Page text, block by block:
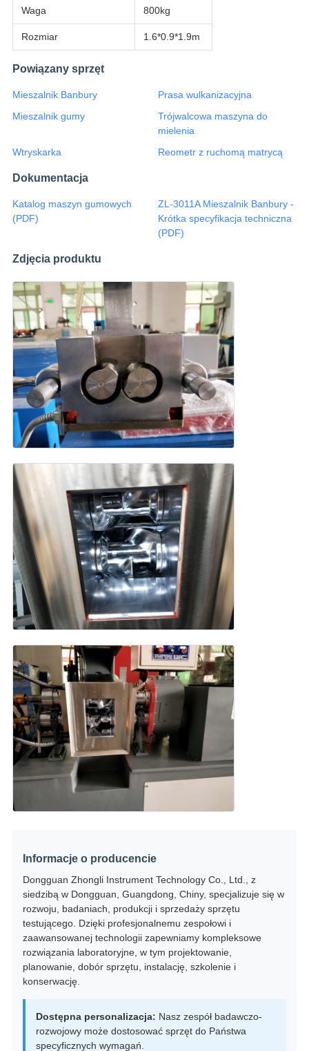
Waga 800kg
Rozmiar 1.6*0.9*1.9m
Powiązany sprzęt
Mieszalnik Banbury
Prasa wulkanizacyjna
Mieszalnik gumy
Trójwalcowa maszyna do
mielenia
Wtryskarka
Reometr z ruchomą matrycą
Dokumentacja
Katalog maszyn gumowych
(PDF)
ZL-3011A Mieszalnik Banbury -
Krótka specyfikacja techniczna
(PDF)
Zdjęcia produktu
Informacje o producencie
Dongguan Zhongli Instrument Technology Co., Ltd., z
siedzibą w Dongguan, Guangdong, Chiny, specjalizuje się w
rozwoju, badaniach, produkcji i sprzedaży sprzętu
testującego. Dzięki profesjonalnemu zespołowi i
zaawansowanej technologii zapewniamy kompleksowe
rozwiązania laboratoryjne, w tym projektowanie,
planowanie, dobór sprzętu, instalację, szkolenie i
konserwację.
Dostępna personalizacja: Nasz zespół badawczo-
rozwojowy może dostosować sprzęt do Państwa
specyficznych wymagań.